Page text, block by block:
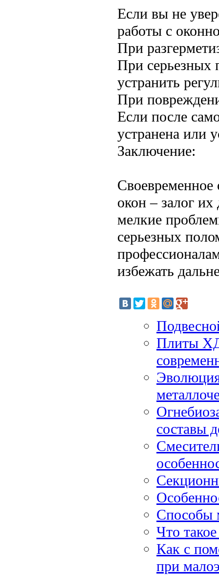
Если вы не
работы с
При
При серьезных
устранить
При
Если после
устранена или
Заключение:
Своевременное
окон – залог
мелкие
серьезных
избежать
Плиты
составы
Способы
Что
Как с
при